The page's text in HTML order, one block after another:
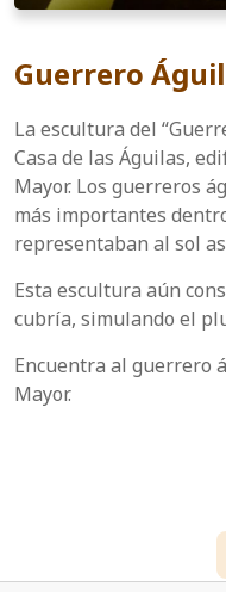
Guerrero
La escultura del
Casa de las Águilas,
Mayor. Los guerreros
más importantes
representaban al sol
Esta escultura aún
cubría, simulando el
Encuentra al guerrero
Mayor.